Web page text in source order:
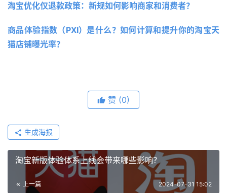
淘宝优化仅退款政策：新规如何影响商家和消费者？
商品体验指数（PXI）是什么？如何计算和提升你的淘宝天
猫店铺曝光率？
赞 (0)
生成海报
淘宝新版体验体系上线会带来哪些影响？
上一篇 2024-07-31 15:02